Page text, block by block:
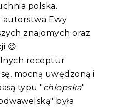
polska.
autorstwa Ewy
znajomych oraz
😉
receptur
mocną uwędzoną i
typu "chłopska"
była